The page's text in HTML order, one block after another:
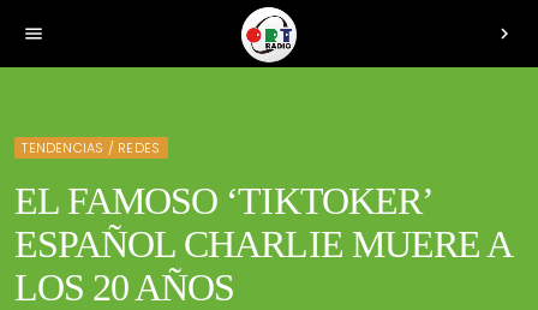
menu chevron_right
TENDENCIAS / REDES
EL FAMOSO ‘TIKTOKER’
ESPAÑOL CHARLIE MUERE A
LOS 20 AÑOS